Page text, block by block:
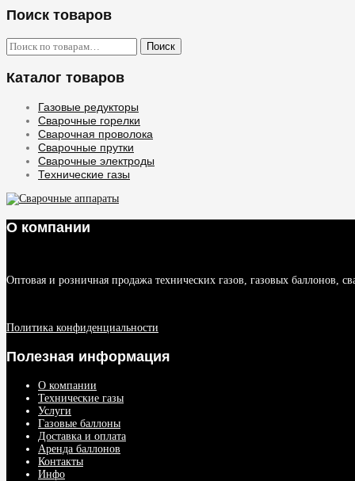
Поиск товаров
Искать: Поиск
Каталог товаров
Газовые редукторы
Сварочные горелки
Сварочная проволока
Сварочные прутки
Сварочные электроды
Технические газы
О компании
Оптовая и розничная продажа технических газов, газовых баллонов,
Политика конфиденциальности
Полезная информация
О компании
Технические газы
Услуги
Газовые баллоны
Доставка и оплата
Аренда баллонов
Контакты
Инфо